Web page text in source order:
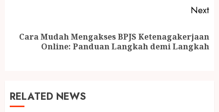
Next
Next
Cara Mudah Mengakses BPJS Ketenagakerjaan
Online: Panduan Langkah demi Langkah
RELATED NEWS